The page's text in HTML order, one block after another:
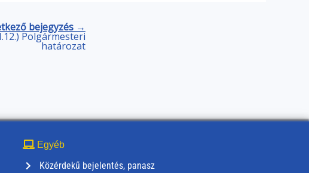
bejegyzés →
Polgármesteri
határozat
Egyéb
Közérdekű bejelentés, panasz